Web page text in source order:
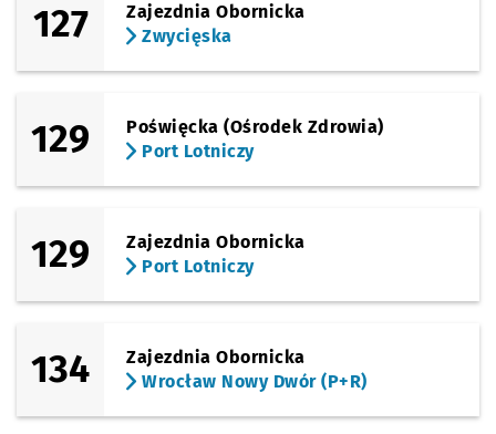
127
Zajezdnia Obornicka
Zwycięska
129
Poświęcka (Ośrodek Zdrowia)
Port Lotniczy
129
Zajezdnia Obornicka
Port Lotniczy
134
Zajezdnia Obornicka
Wrocław Nowy Dwór (P+R)